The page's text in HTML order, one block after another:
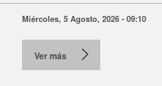
Miércoles, 5 Agosto, 2026 - 09:10
Ver más